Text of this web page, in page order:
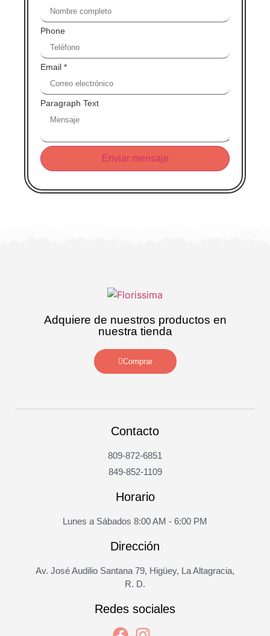
Phone
Email *
Email
Phone
Paragraph
Paragraph Text
Enviar mensaje
Adquiere de nuestros productos en
nuestra tienda
Comprar
Contacto
809-872-6851
849-852-1109
Horario
Lunes a Sábados 8:00 AM - 6:00 PM
Dirección
Av. José Audilio Santana 79, Higüey, La Altagracia,
R. D.
Redes sociales